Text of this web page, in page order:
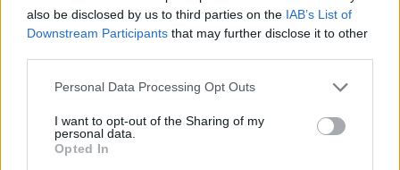
also be disclosed by us to third parties on the IAB’s List of
Downstream Participants that may further disclose it to other
Please note that this website/app uses one or more Google
not limited to your visit or usage behaviour. You may click to
grant or deny consent to Google and its third-party tags to
use your data for below specified purposes in below Google
Personal Data Processing Opt Outs
I want to opt-out of the Sharing of my
personal data.
Opted In